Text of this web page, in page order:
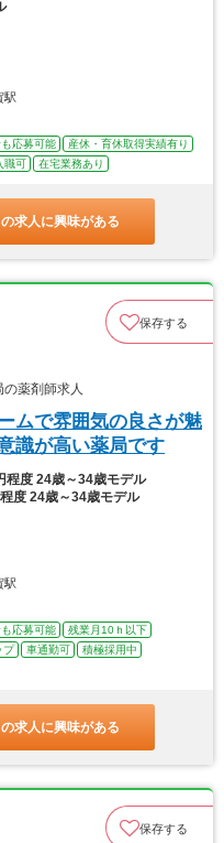
駅
応募可能
産休・育休取得実績有り
職可 在宅業務あり
求人に興味がある
保存する
薬剤師求人
ムで雰囲気の良さが魅
識が高い薬局です
程度 24歳～34歳モデル
度 24歳～34歳モデル
駅
応募可能
残業月10ｈ以下
プ 車通勤可
積極採用中
求人に興味がある
保存する